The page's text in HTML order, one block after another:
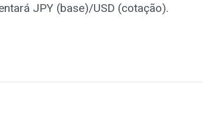
JPY (base)/USD (cotação).